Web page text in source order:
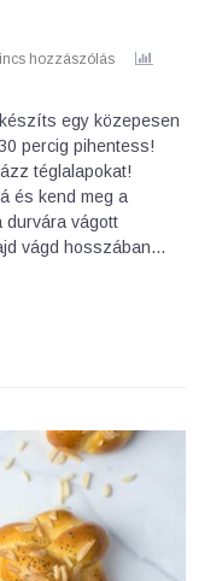
hozzászólás
egy közepesen
percig pihentess!
téglalapokat!
és kend meg a
durvára vágott
vágd hosszában…